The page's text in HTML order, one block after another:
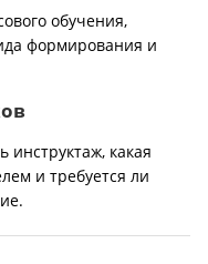
обучения,
формирования и
инструктаж, какая
и требуется ли